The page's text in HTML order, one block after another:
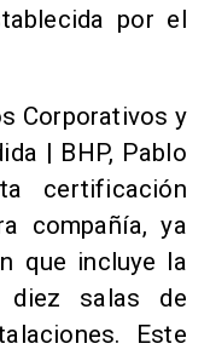
por el
Corporativos y
| BHP, Pablo
certificación
compañía, ya
que incluye la
diez salas de
Este